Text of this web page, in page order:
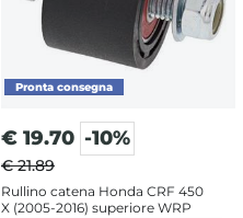
€ 19.70 -10%
€ 21.89
Rullino catena Honda CRF 450
X (2005-2016) superiore WRP